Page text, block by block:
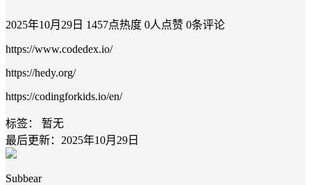
2025年10月29日 1457点热度 0人点赞 0条评论
https://www.codedex.io/
https://hedy.org/
https://codingforkids.io/en/
标签：
暂无
最后更新：2025年10月29日
Subbear